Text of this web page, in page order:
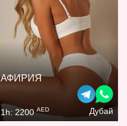
АФИРИЯ
1h: 2200AED Дубай